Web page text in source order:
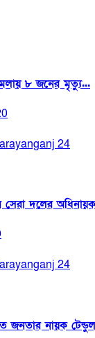
৮ জনের মৃত্যু...
24
দলের
24
জনতার নায়ক